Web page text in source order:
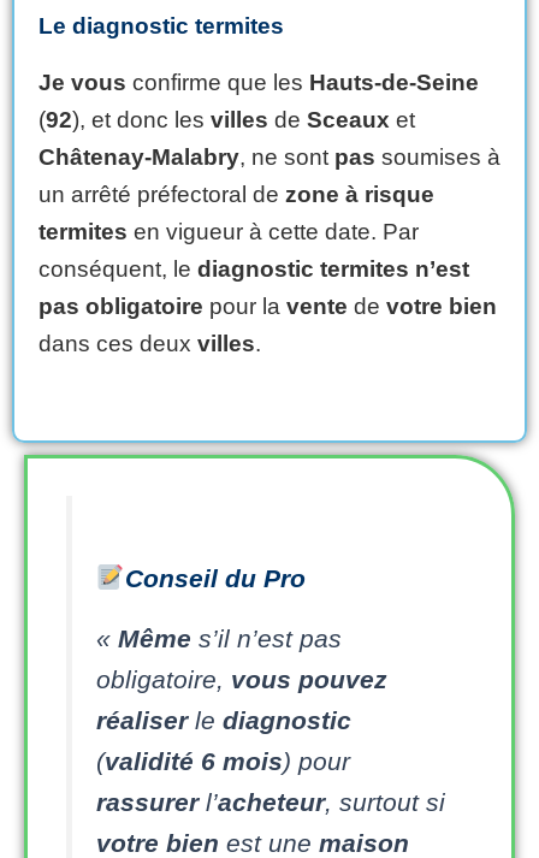
Le diagnostic termites
Je vous confirme que les Hauts-de-Seine
(92), et donc les villes de Sceaux et
Châtenay-Malabry, ne sont pas soumises à
un arrêté préfectoral de zone à risque
termites en vigueur à cette date. Par
conséquent, le diagnostic termites n’est
pas obligatoire pour la vente de votre bien
dans ces deux villes.
Conseil du Pro
« Même s’il n’est pas
obligatoire, vous pouvez
réaliserle diagnostic
(validité 6 mois) pour
rassurerl’acheteur, surtout si
votre bien est une maison